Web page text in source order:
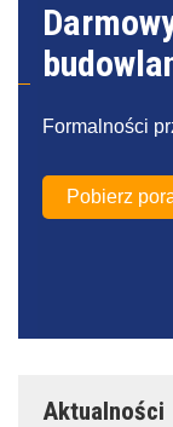
Formalności
Pobierz
Aktualności